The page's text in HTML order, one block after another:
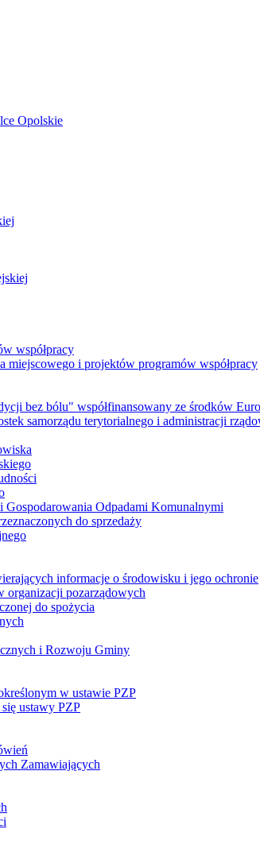
Opolskie
współpracy
miejscowego i projektów programów współpracy
bez bólu" współfinansowany ze środków
samorządu terytorialnego i administracji
Odpadami Komunalnymi
do sprzedaży
informacje o środowisku i jego ochronie
organizacji pozarządowych
do spożycia
i Rozwoju Gminy
w ustawie PZP
ustawy PZP
Zamawiających